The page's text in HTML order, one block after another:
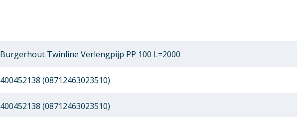
Burgerhout Twinline Verlengpijp PP 100 L=2000
400452138 (08712463023510)
400452138 (08712463023510)